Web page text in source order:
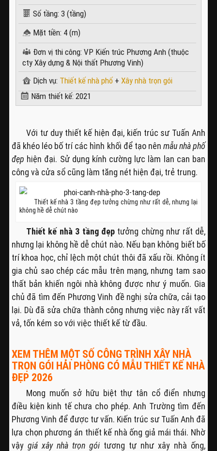
Số tầng: 3 (tầng)
Mặt tiền: 4 (m)
Đơn vị thi công: VP Kiến trúc Phương Anh (thuộc
cty Xây dựng & Nội thất Phương Vinh)
Dịch vụ: Thiết kế nhà phố+ Xây nhà trọn gói
Năm thiết kế: 2021
Với tư duy thiết kế hiện đại, kiến trúc sư Tuấn Anh
đã khéo léo bố trí các hình khối để tạo nên mẫu nhà phố
đẹp hiện đại. Sử dụng kính cường lực làm lan can ban
công và cửa sổ cũng làm tăng nét hiện đại, trẻ trung.
Thiết kế nhà 3 tầng đẹp tưởng chừng như rất dễ, nhưng lại
không hề dễ chút nào
Thiết kế nhà 3 tầng đẹp tưởng chừng như rất dễ,
nhưng lại không hề dễ chút nào. Nếu bạn không biết bố
trí khoa học, chỉ lệch một chút thôi đã xấu rồi. Không ít
gia chủ sao chép các mẫu trên mạng, nhưng tam sao
thất bản khiến ngôi nhà không được như ý muốn. Gia
chủ đã tìm đến Phương Vinh đề nghị sửa chữa, cải tạo
lại. Dù đã sửa chữa thành công nhưng việc này rất vất
vả, tốn kém so với việc thiết kế từ đầu.
XEM THÊM MỘT SỐ CÔNG TRÌNH XÂY NHÀ
TRỌN GÓI HẢI PHÒNG CÓ MẪU THIẾT KẾ NHÀ
ĐẸP 2026
Mong muốn sở hữu biệt thự tân cổ điển nhưng
điều kiện kinh tế chưa cho phép. Anh Trường tìm đến
Phương Vinh để được tư vấn. Kiến trúc sư Tuấn Anh đã
lựa chọn phương án thiết kế nhà ống giả mái thái. Nhờ
vậy giá xây nhà trọn gói tương tự như xây nhà ống,